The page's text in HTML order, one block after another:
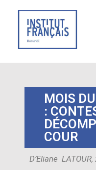
MOIS
:
COUR
D’Eliane